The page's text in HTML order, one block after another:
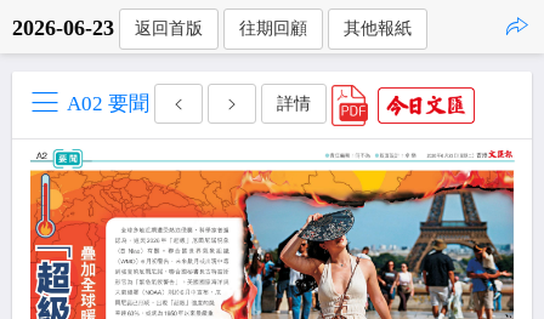
2026-06-23 返回首版 往期回顧 其他報紙
A02 要聞 詳情